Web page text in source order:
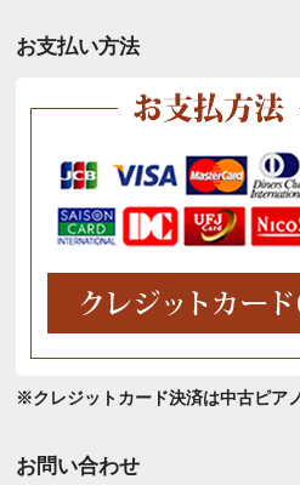
カ
お支払い方法
※クレジットカード決済は中古ピア
お問い合わせ